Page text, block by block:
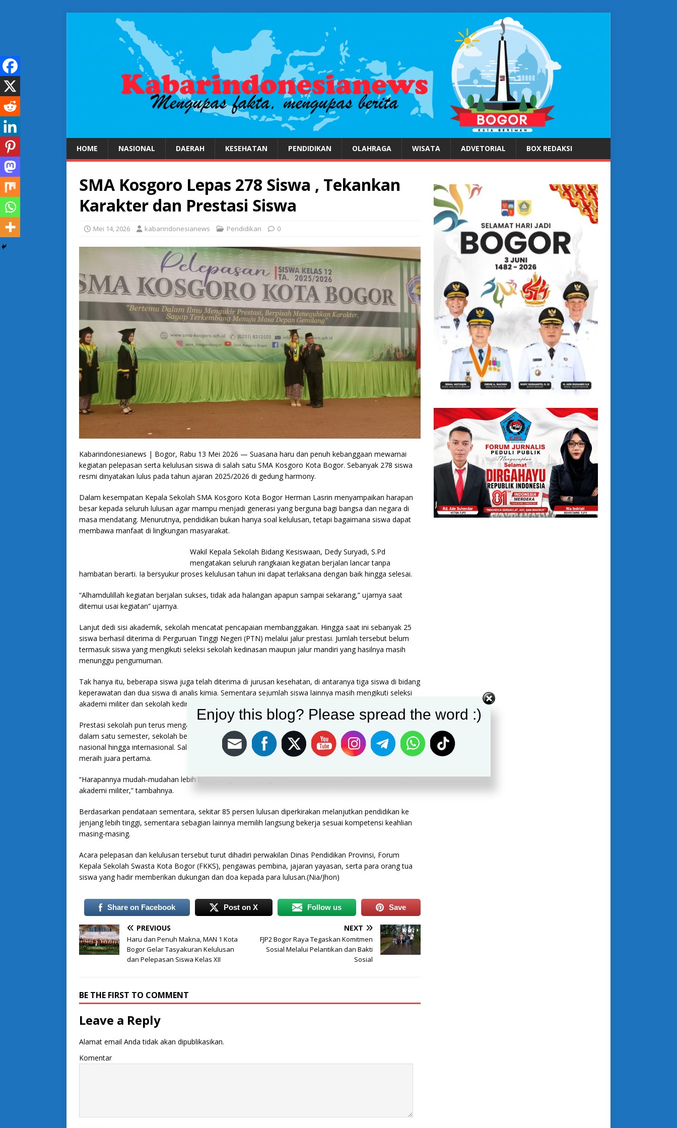
HOME NASIONAL DAERAH KESEHATAN PENDIDIKAN OLAHRAGA WISATA ADVETORIAL BOX REDAKSI
SMA Kosgoro Lepas 278 Siswa , Tekankan
Karakter dan Prestasi Siswa
Mei 14, 2026 kabarindonesianews Pendidikan 0
Kabarindonesianews | Bogor, Rabu 13 Mei 2026 — Suasana haru dan penuh kebanggaan mewarnai
kegiatan pelepasan serta kelulusan siswa di salah satu SMA Kosgoro Kota Bogor. Sebanyak 278 siswa
resmi dinyatakan lulus pada tahun ajaran 2025/2026 di gedung harmony.
Dalam kesempatan Kepala Sekolah SMA Kosgoro Kota Bogor Herman Lasrin menyampaikan harapan
besar kepada seluruh lulusan agar mampu menjadi generasi yang berguna bagi bangsa dan negara di
masa mendatang. Menurutnya, pendidikan bukan hanya soal kelulusan, tetapi bagaimana siswa dapat
membawa manfaat di lingkungan masyarakat.
Wakil Kepala Sekolah Bidang Kesiswaan, Dedy Suryadi, S.Pd
mengatakan seluruh rangkaian kegiatan berjalan lancar tanpa
hambatan berarti. Ia bersyukur proses kelulusan tahun ini dapat terlaksana dengan baik hingga selesai.
“Alhamdulillah kegiatan berjalan sukses, tidak ada halangan apapun sampai sekarang,” ujarnya saat
ditemui usai kegiatan” ujarnya.
Lanjut dedi sisi akademik, sekolah mencatat pencapaian membanggakan. Hingga saat ini sebanyak 25
siswa berhasil diterima di Perguruan Tinggi Negeri (PTN) melalui jalur prestasi. Jumlah tersebut belum
termasuk siswa yang mengikuti seleksi sekolah kedinasan maupun jalur mandiri yang hasilnya masih
menunggu pengumuman.
Tak hanya itu, beberapa siswa juga telah diterima di jurusan kesehatan, di antaranya tiga siswa di bidang
keperawatan dan dua siswa di analis kimia. Sementara sejumlah siswa lainnya masih mengikuti seleksi
akademi militer dan sekolah kedinasan.
Prestasi sekolah pun terus mengalami peningkatan dalam dua tahun terakhir. Dedy menyebutkan, hanya
dalam satu semester, sekolah berhasil mengoleksi hampir 50 prestasi mulai dari tingkat kota, provinsi,
nasional hingga internasional. Salah satu yang menonjol yakni cabang olahraga renang yang berhasil
meraih juara pertama.
“Harapannya mudah-mudahan lebih banyak lagi siswa yang diterima di PTN, sekolah kedinasan maupun
akademi militer,” tambahnya.
Berdasarkan pendataan sementara, sekitar 85 persen lulusan diperkirakan melanjutkan pendidikan ke
jenjang lebih tinggi, sementara sebagian lainnya memilih langsung bekerja sesuai kompetensi keahlian
masing-masing.
Acara pelepasan dan kelulusan tersebut turut dihadiri perwakilan Dinas Pendidikan Provinsi, Forum
Kepala Sekolah Swasta Kota Bogor (FKKS), pengawas pembina, jajaran yayasan, serta para orang tua
siswa yang hadir memberikan dukungan dan doa kepada para lulusan.(Nia/Jhon)
Share on Facebook Post on X Follow us Save
PREVIOUS
Haru dan Penuh Makna, MAN 1 Kota
Bogor Gelar Tasyakuran Kelulusan
dan Pelepasan Siswa Kelas XII
NEXT
FJP2 Bogor Raya Tegaskan Komitmen
Sosial Melalui Pelantikan dan Bakti
Sosial
BE THE FIRST TO COMMENT
Leave a Reply
Alamat email Anda tidak akan dipublikasikan.
Komentar
Enjoy this blog? Please spread the word :)